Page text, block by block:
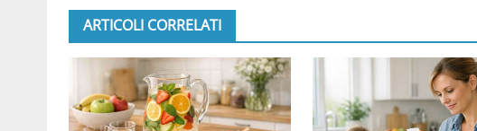
ARTICOLI CORRELATI